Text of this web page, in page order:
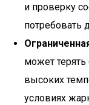
и проверку
потребовать
может
высоких
условиях